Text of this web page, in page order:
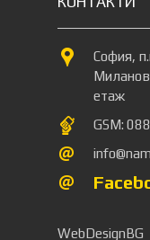
София,
етаж
GSM:
WebDesignBG